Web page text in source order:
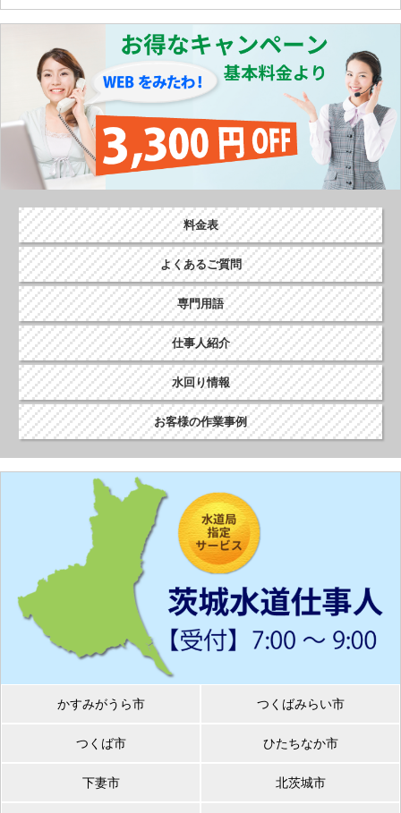
o
料金表
よくあるご質問
専門用語
仕事人紹介
水回り情報
お客様の作業事例
かすみがうら市 つくばみらい市
つくば市 ひたちなか市
下妻市 北茨城市